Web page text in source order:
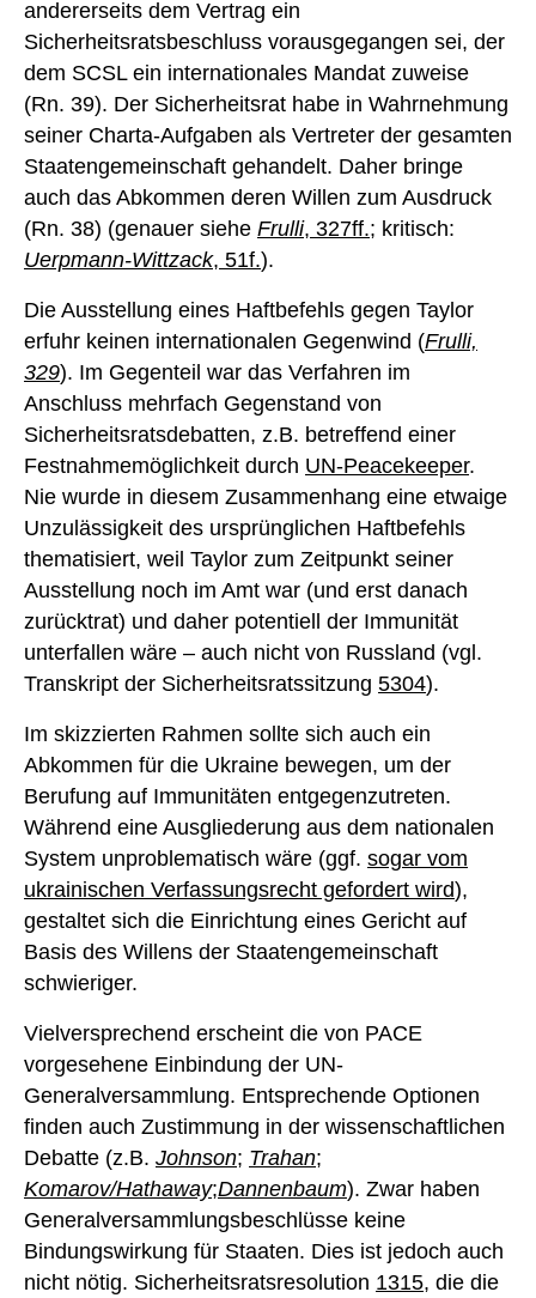
andererseits dem Vertrag ein
Sicherheitsratsbeschluss vorausgegangen sei, der
dem SCSL ein internationales Mandat zuweise
(Rn. 39). Der Sicherheitsrat habe in Wahrnehmung
seiner Charta-Aufgaben als Vertreter der gesamten
Staatengemeinschaft gehandelt. Daher bringe
auch das Abkommen deren Willen zum Ausdruck
(Rn. 38) (genauer siehe Frulli, 327ff.; kritisch:
Uerpmann-Wittzack, 51f.).
Die Ausstellung eines Haftbefehls gegen Taylor
erfuhr keinen internationalen Gegenwind (Frulli,
329). Im Gegenteil war das Verfahren im
Anschluss mehrfach Gegenstand von
Sicherheitsratsdebatten, z.B. betreffend einer
Festnahmemöglichkeit durch UN-Peacekeeper.
Nie wurde in diesem Zusammenhang eine etwaige
Unzulässigkeit des ursprünglichen Haftbefehls
thematisiert, weil Taylor zum Zeitpunkt seiner
Ausstellung noch im Amt war (und erst danach
zurücktrat) und daher potentiell der Immunität
unterfallen wäre – auch nicht von Russland (vgl.
Transkript der Sicherheitsratssitzung 5304).
Im skizzierten Rahmen sollte sich auch ein
Abkommen für die Ukraine bewegen, um der
Berufung auf Immunitäten entgegenzutreten.
Während eine Ausgliederung aus dem nationalen
System unproblematisch wäre (ggf. sogar vom
ukrainischen Verfassungsrecht gefordert wird),
gestaltet sich die Einrichtung eines Gericht auf
Basis des Willens der Staatengemeinschaft
schwieriger.
Vielversprechend erscheint die von PACE
vorgesehene Einbindung der UN-
Generalversammlung. Entsprechende Optionen
finden auch Zustimmung in der wissenschaftlichen
Debatte (z.B. Johnson; Trahan;
Komarov/Hathaway;Dannenbaum). Zwar haben
Generalversammlungsbeschlüsse keine
Bindungswirkung für Staaten. Dies ist jedoch auch
nicht nötig. Sicherheitsratsresolution 1315, die die